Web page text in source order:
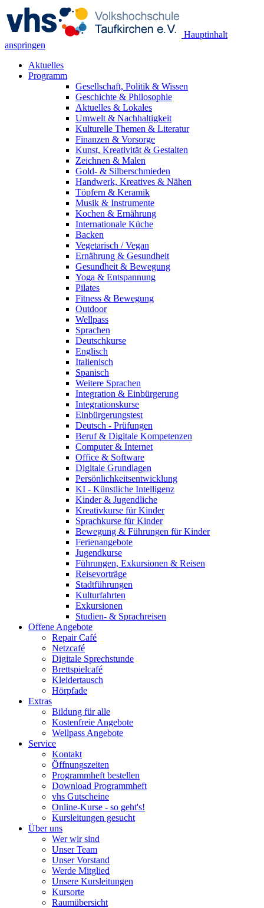
Hauptinhalt
anspringen
Aktuelles
Programm
Gesellschaft, Politik & Wissen
Geschichte & Philosophie
Aktuelles & Lokales
Umwelt & Nachhaltigkeit
Kulturelle Themen & Literatur
Finanzen & Vorsorge
Kunst, Kreativität & Gestalten
Zeichnen & Malen
Gold- & Silberschmieden
Handwerk, Kreatives & Nähen
Töpfern & Keramik
Musik & Instrumente
Kochen & Ernährung
Internationale Küche
Backen
Vegetarisch / Vegan
Ernährung & Gesundheit
Gesundheit & Bewegung
Yoga & Entspannung
Pilates
Fitness & Bewegung
Outdoor
Wellpass
Sprachen
Deutschkurse
Englisch
Italienisch
Spanisch
Weitere Sprachen
Integration & Einbürgerung
Integrationskurse
Einbürgerungstest
Deutsch - Prüfungen
Beruf & Digitale Kompetenzen
Computer & Internet
Office & Software
Digitale Grundlagen
Persönlichkeitsentwicklung
KI - Künstliche Intelligenz
Kinder & Jugendliche
Kreativkurse für Kinder
Sprachkurse für Kinder
Bewegung & Führungen für Kinder
Ferienangebote
Jugendkurse
Führungen, Exkursionen & Reisen
Reisevorträge
Stadtführungen
Kulturfahrten
Exkursionen
Studien- & Sprachreisen
Offene Angebote
Repair Café
Netzcafé
Digitale Sprechstunde
Brettspielcafé
Kleidertausch
Hörpfade
Extras
Bildung für alle
Kostenfreie Angebote
Wellpass Angebote
Service
Kontakt
Öffnungszeiten
Programmheft bestellen
Download Programmheft
vhs Gutscheine
Online-Kurse - so geht's!
Kursleitungen gesucht
Über uns
Wer wir sind
Unser Team
Unser Vorstand
Werde Mitglied
Unsere Kursleitungen
Kursorte
Raumübersicht